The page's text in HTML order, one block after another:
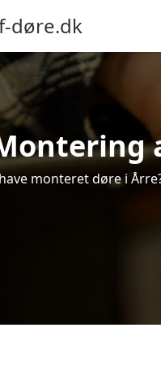
døre.dk
monteret døre i